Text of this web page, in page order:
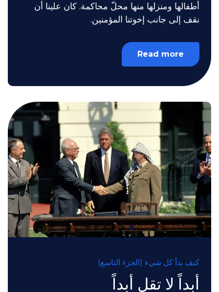
أطفالها ومنزلها منها محلّ محاكمة. كان علينا أن
نقف إلى جانب إخوتنا المؤمنين.
Read more
كيف بدأ كل شيء (الجزء التاسع)
أبداً لا تقل أبداً